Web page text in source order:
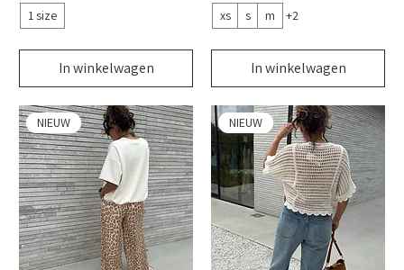
1 size
In winkelwagen
xs s m +2
In winkelwagen
NIEUW NIEUW